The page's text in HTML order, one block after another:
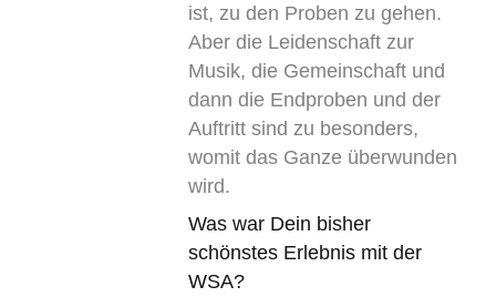
ist, zu den Proben zu gehen.
Aber die Leidenschaft zur
Musik, die Gemeinschaft und
dann die Endproben und der
Auftritt sind zu besonders,
womit das Ganze überwunden
wird.
Was war Dein bisher
schönstes Erlebnis mit der
WSA?